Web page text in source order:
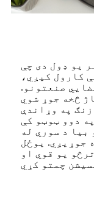
یو ډول دی چې
کارول کیږي،
صنعتونو.
څخه جوړ شوي
په وړاندې
دوو ټوټو کې
بیا د سوري له
جوړیږي. یوځل
یو قوي او